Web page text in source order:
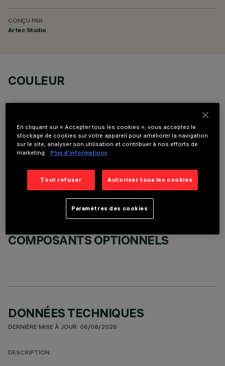
CONÇU PAR
Artec Studio
COULEUR
ACCESSOIRES REQUIS
Il est nécessaire de commander l'un des accessoires requis pour installer et utiliser correctement
COMPOSANTS OPTIONNELS
DONNÉES TECHNIQUES
DERNIÈRE MISE À JOUR: 06/08/2026
DESCRIPTION
En cliquant sur « Accepter tous les cookies », vous acceptez le
stockage de cookies sur votre appareil pour améliorer la navigation
sur le site, analyser son utilisation et contribuer à nos efforts de
marketing.
Plus d’informations
Tout refuser Autoriser tous les cookies
Paramètres des cookies